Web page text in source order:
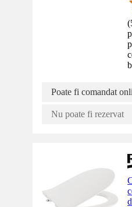
(
Poate fi comandat
Nu poate fi rezervat